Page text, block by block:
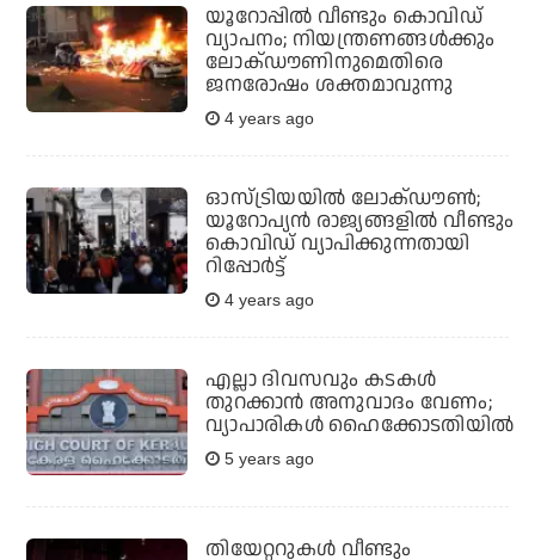
യൂറോപ്പില്‍ വീണ്ടും കൊവിഡ്
വ്യാപനം; നിയന്ത്രണങ്ങള്‍ക്കും
ലോക്ഡൗണിനുമെതിരെ
ജനരോഷം ശക്തമാവുന്നു
4 years ago
ഓസ്ട്രിയയില്‍ ലോക്ഡൗണ്‍;
യൂറോപ്യന്‍ രാജ്യങ്ങളില്‍ വീണ്ടും
കൊവിഡ് വ്യാപിക്കുന്നതായി
റിപ്പോര്‍ട്ട്
4 years ago
എല്ലാ ദിവസവും കടകള്‍
തുറക്കാന്‍ അനുവാദം വേണം;
വ്യാപാരികള്‍ ഹൈക്കോടതിയില്‍
5 years ago
തിയേറ്ററുകള്‍ വീണ്ടും